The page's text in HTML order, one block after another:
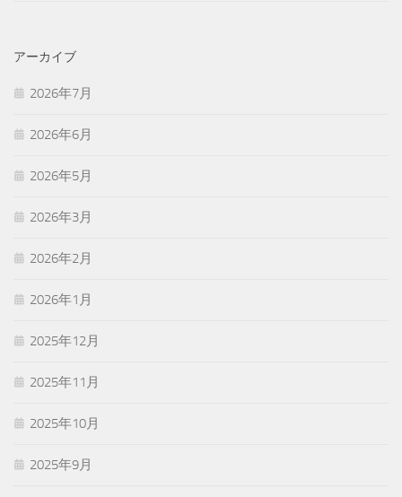
アーカイブ
2026年7月
2026年6月
2026年5月
2026年3月
2026年2月
2026年1月
2025年12月
2025年11月
2025年10月
2025年9月